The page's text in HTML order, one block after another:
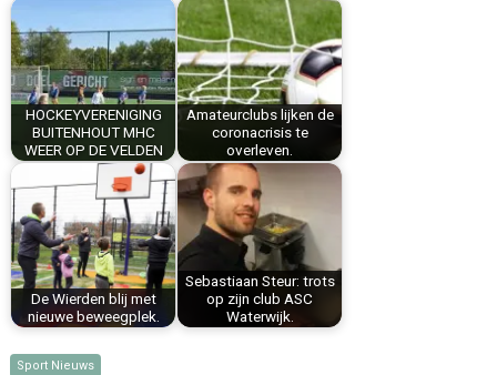
o
o
k
r
e
s
t
d
I
n
l
s
A
p
p
n
HOCKEYVERENIGING
BUITENHOUT MHC
WEER OP DE VELDEN
Amateurclubs lijken de
coronacrisis te
overleven.
De Wierden blij met
nieuwe beweegplek.
Sebastiaan Steur: trots
op zijn club ASC
Waterwijk.
Sport Nieuws